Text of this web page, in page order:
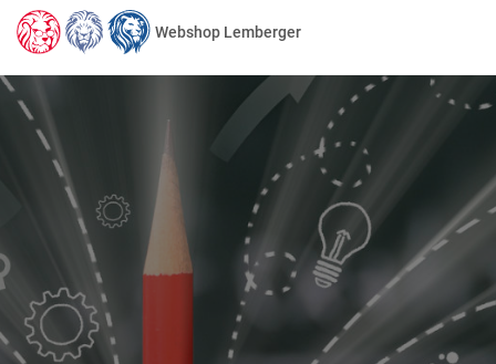
Webshop Lemberger